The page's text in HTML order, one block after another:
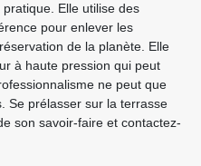
Elle utilise des
pour enlever les
de la planète. Elle
à haute pression qui peut
ne peut que
Se prélasser sur la terrasse
son savoir-faire et contactez-